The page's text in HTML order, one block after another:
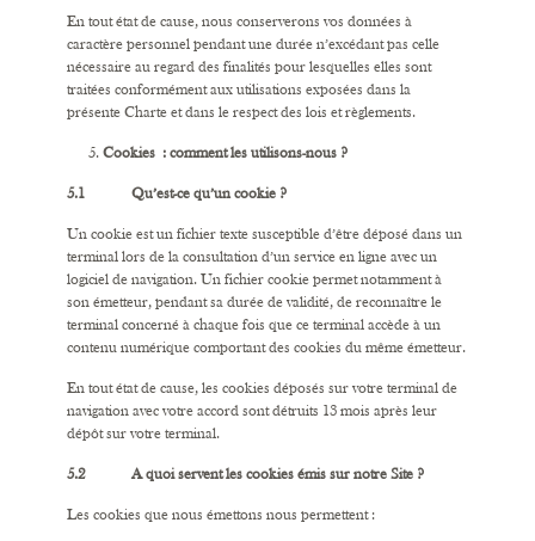
En tout état de cause, nous conserverons vos données à
caractère personnel pendant une durée n’excédant pas celle
nécessaire au regard des finalités pour lesquelles elles sont
traitées conformément aux utilisations exposées dans la
présente Charte et dans le respect des lois et règlements.
Cookies : comment les utilisons-nous ?
5.1 Qu’est-ce qu’un cookie ?
Un cookie est un fichier texte susceptible d’être déposé dans un
terminal lors de la consultation d’un service en ligne avec un
logiciel de navigation. Un fichier cookie permet notamment à
son émetteur, pendant sa durée de validité, de reconnaître le
terminal concerné à chaque fois que ce terminal accède à un
contenu numérique comportant des cookies du même émetteur.
En tout état de cause, les cookies déposés sur votre terminal de
navigation avec votre accord sont détruits 13 mois après leur
dépôt sur votre terminal.
5.2 A quoi servent les cookies émis sur notre Site ?
Les cookies que nous émettons nous permettent :